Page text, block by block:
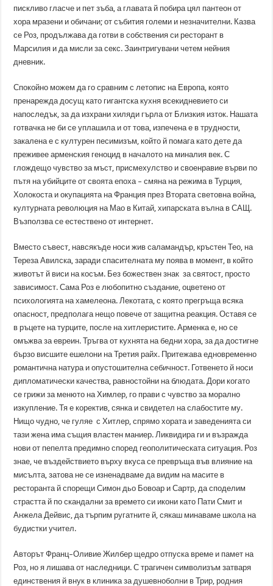
пискливо гласче и пет зъба, а главата й побира цял пантеон от
хора мразени и обичани; от събития големи и незначителни. Казва
се Роз, продължава да готви в собствения си ресторант в
Марсилия и да мисли за секс. Заинтригувани четем нейния
дневник.
Спокойно можем да го сравним с летопис на Европа, която
пренарежда досущ като гигантска кухня всекидневието си
напоследък, за да изхрани хиляди гърла от Близкия изток. Нашата
готвачка не би се уплашила и от това, изпечена е в трудности,
закалена е с културен песимизъм, който й помага като дете да
преживее арменския геноцид в началото на миналия век. С
глождещо чувство за мъст, присмехулство и своенравие върви по
пътя на убийците от своята епоха – смяна на режима в Турция,
Холокоста и окупацията на Франция през Втората световна война,
културната революция на Мао в Китай, хипарската вълна в САЩ.
Възползва се естествено от интернет.
Вместо съвест, навсякъде носи жив саламандър, кръстен Тео, на
Тереза Авилска, заради спасителната му поява в момент, в който
животът й виси на косъм. Без божествен знак за святост, просто
зависимост. Сама Роз е любопитно създание, оцветено от
психологията на хамелеона. Лекотата, с която прегръща всяка
опасност, предполага нещо повече от защитна реакция. Оставя се
в ръцете на турците, после на хитлеристите. Арменка е, но се
омъжва за евреин. Тръгва от кухнята на бедни хора, за да достигне
бързо висшите ешелони на Третия райх. Притежава едновременно
романтична натура и опустошителна себичност. Готвенето й носи
дипломатически качества, равностойни на блюдата. Дори когато
се грижи за менюто на Химлер, го прави с чувство за морално
изкупление. Тя е коректив, сянка и свидетел на слабостите му.
Нищо чудно, че гуляе с Хитлер, спрямо хората и заведенията си
тази жена има същия властен маниер. Ликвидира ги и възражда
нови от пепелта предимно според геополитическата ситуация. Роз
знае, че въздействието върху вкуса се превръща във влияние на
мисълта, затова не се изненадваме да видим на масите в
ресторанта й спорещи Симон дьо Бовоар и Сартр, да споделим
страстта й по скандални за времето си икони като Пати Смит и
Анжела Дейвис, да търпим ругатните й, сякаш минаваме школа на
будистки учител.
Авторът Франц–Оливие Жилбер щедро отпуска време и памет на
Роз, но я лишава от наследници. С трагичен символизъм затваря
единствения й внук в клиника за душевноболни в Трир, родния